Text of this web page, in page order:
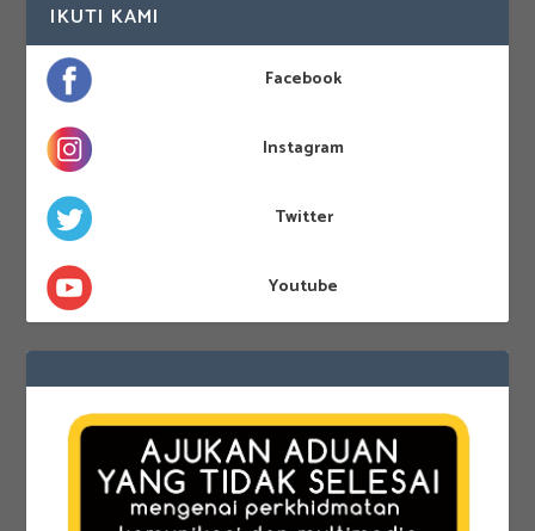
IKUTI KAMI
Facebook
Instagram
Twitter
Youtube